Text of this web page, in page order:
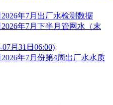
年7月出厂水检测数据
年7月下半月管网水（末
月31日06:00)
年7月份第4周出厂水水质